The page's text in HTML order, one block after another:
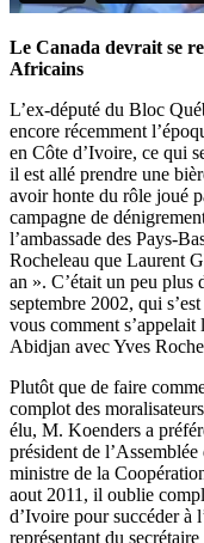
Le Canada devrait se
Africains
L’ex-député du Bloc
encore récemment
en Côte d’Ivoire, ce qui
il est allé prendre une
avoir honte du rôle joué
campagne de
l’ambassade des Pays-
Rocheleau que Laurent
an ». C’était un peu plus
septembre 2002, qui
vous comment
Abidjan avec Yves
Plutôt que de faire
complot des
élu, M. Koenders a
président de
ministre de la
aout 2011, il oublie
d’Ivoire pour succéder à
représentant du